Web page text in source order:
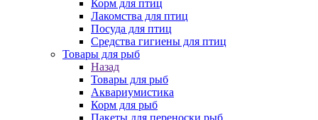
Корм для птиц
Лакомства для птиц
Посуда для птиц
Средства гигиены для птиц
Товары для рыб
Назад
Товары для рыб
Аквариумистика
Корм для рыб
Пакеты для переноски рыб